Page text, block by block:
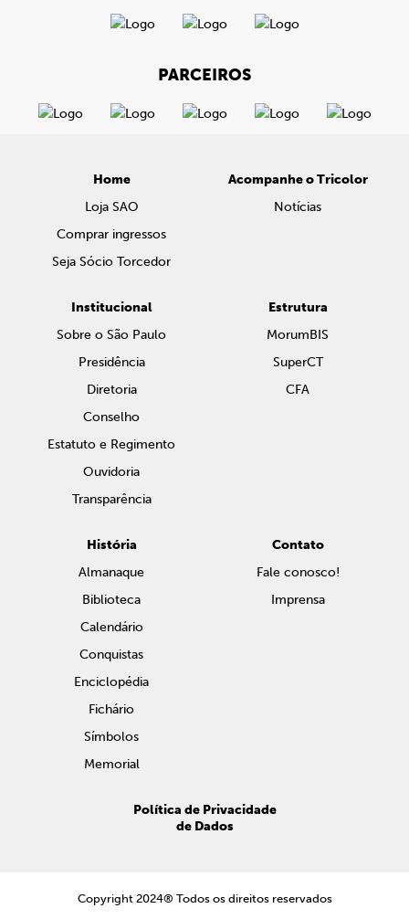
PARCEIROS
Home
Loja SAO
Comprar ingressos
Seja Sócio Torcedor
Acompanhe o Tricolor
Notícias
Institucional
Sobre o São Paulo
Presidência
Diretoria
Conselho
Estatuto e Regimento
Ouvidoria
Transparência
Estrutura
MorumBIS
SuperCT
CFA
História
Almanaque
Biblioteca
Calendário
Conquistas
Enciclopédia
Fichário
Símbolos
Memorial
Contato
Fale conosco!
Imprensa
Política de Privacidade
de Dados
Copyright 2024® Todos os direitos reservados